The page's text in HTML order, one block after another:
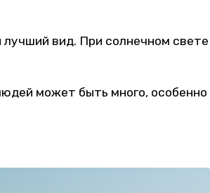
вид. При солнечном свете
может быть много, особенно